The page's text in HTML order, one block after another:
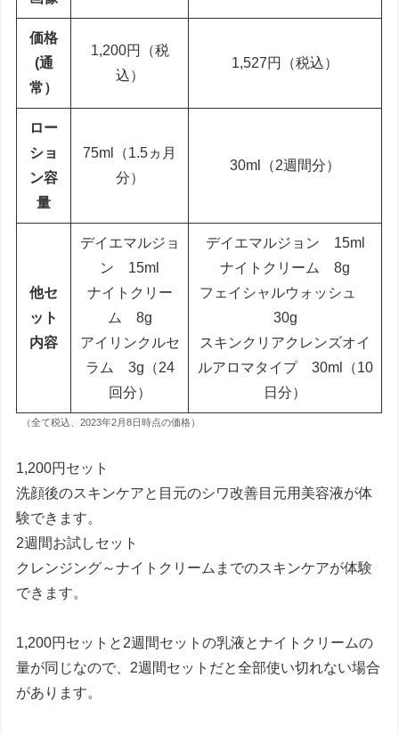
価格
(通
常）
1,200円（税
込）
1,527円（税込）
ロー
ショ
ン容
量
75ml（1.5ヵ月
分）
30ml（2週間分）
他セ
ット
内容
デイエマルジョ
ン 15ml
ナイトクリー
ム 8g
アイリンクルセ
ラム 3g（24
回分）
デイエマルジョン 15ml
ナイトクリーム 8g
フェイシャルウォッシュ
30g
スキンクリアクレンズオイ
ルアロマタイプ 30ml（10
日分）
（全て税込、2023年2月8日時点の価格）
1,200円セット
洗顔後のスキンケアと目元のシワ改善目元用美容液が体
験できます。
2週間お試しセット
クレンジング～ナイトクリームまでのスキンケアが体験
できます。
1,200円セットと2週間セットの乳液とナイトクリームの
量が同じなので、2週間セットだと全部使い切れない場合
があります。